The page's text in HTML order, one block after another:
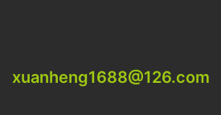
xuanheng1688@126.com